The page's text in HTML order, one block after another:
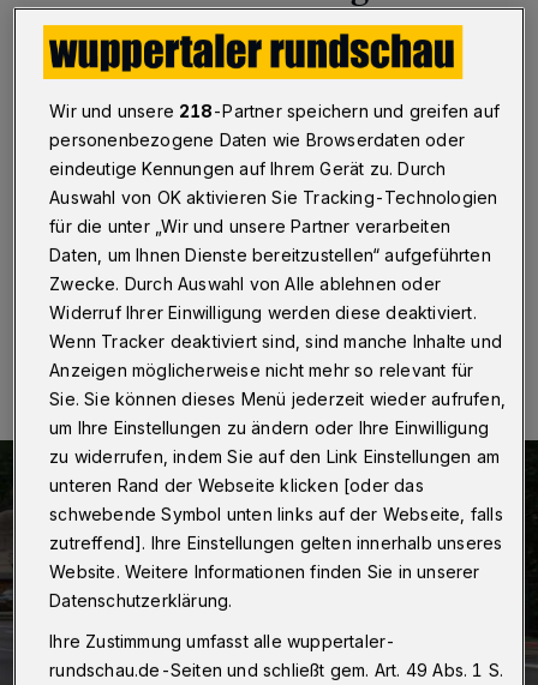
Vohwinkler aus dem Schlaf
(13. Februar) ist in Solingen-Gräfrath eine Lagerhalle in
Brand geraten. Dabei sollen in der 2500 Quadratmeter
großen Industriehalle im Gewerbegebiet im Lindgesfeld
Gasflaschen explodiert sein. Die Auswirkungen waren
bis nach Wuppertal-Cronenberg und Wuppertal-
Vohwinkel zu spüren.
13.02.2020 , 11:42 Uhr Eine Minute Lesezeit
Wir und unsere 218-Partner speichern und greifen auf
personenbezogene Daten wie Browserdaten oder
eindeutige Kennungen auf Ihrem Gerät zu. Durch
Auswahl von OK aktivieren Sie Tracking-Technologien
für die unter „Wir und unsere Partner verarbeiten
Daten, um Ihnen Dienste bereitzustellen“ aufgeführten
Zwecke. Durch Auswahl von Alle ablehnen oder
Widerruf Ihrer Einwilligung werden diese deaktiviert.
Wenn Tracker deaktiviert sind, sind manche Inhalte und
Anzeigen möglicherweise nicht mehr so relevant für
Sie. Sie können dieses Menü jederzeit wieder aufrufen,
um Ihre Einstellungen zu ändern oder Ihre Einwilligung
zu widerrufen, indem Sie auf den Link Einstellungen am
unteren Rand der Webseite klicken [oder das
schwebende Symbol unten links auf der Webseite, falls
zutreffend]. Ihre Einstellungen gelten innerhalb unseres
Website. Weitere Informationen finden Sie in unserer
Datenschutzerklärung.
Ihre Zustimmung umfasst alle wuppertaler-
rundschau.de-Seiten und schließt gem. Art. 49 Abs. 1 S.